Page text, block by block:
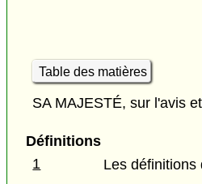
Table des matières
SA MAJESTÉ, sur l'avis
Définitions
1
Les définitions